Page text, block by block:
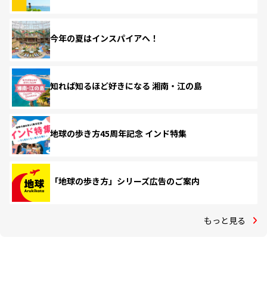
今年の夏はインスパイアへ！
知れば知るほど好きになる 湘南・江の島
地球の歩き方45周年記念 インド特集
「地球の歩き方」シリーズ広告のご案内
もっと見る